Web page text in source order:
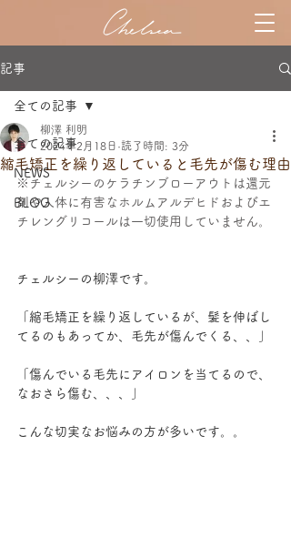
記事
全ての記事
NEWS
BLOG
全ての記事
縮毛矯正を繰り返していると毛先が傷む理由
柳澤 利明
2024年2月18日 読了時間: 3分
※チェルシーのケラチンブローアウトは還元
剤や人体に有害なホルムアルデヒドおよびエ
チレングリコールは一切使用していません。
チェルシーの柳澤です。
「縮毛矯正を繰り返しているが、髪を伸ばし
てるのもあってか、毛先が傷んでくる、、」
「傷んでいる毛先にアイロンを当てるので、
なおさら傷む、、、」
こんな切実なお悩みの方が多いです。。